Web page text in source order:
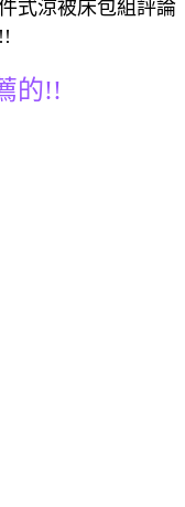
式涼被床包組評論
的!!